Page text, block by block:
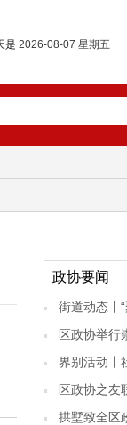
是 2026-08-07 星期五
政协要闻
街道动态丨
区政协举行
界别活动丨
区政协之友
拱墅致全区